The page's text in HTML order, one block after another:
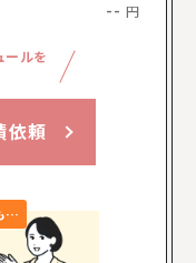
-- 円
ールを
依頼
…